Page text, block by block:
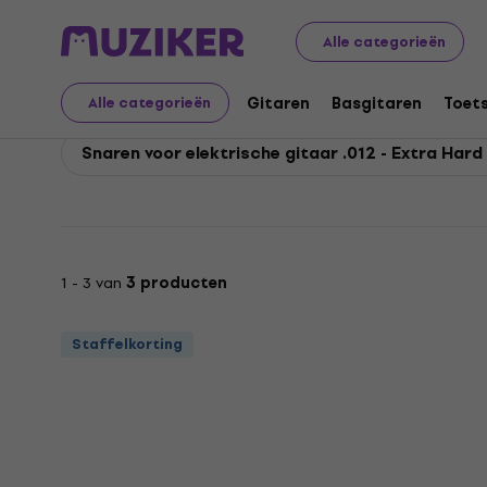
Alle categorieën
Alle categorieën Gitaren Basgitaren
Rotosound Gitaren Gitaarsnaren Snaren voor
Rotosound Snaren
Snaren voor elektrische gitaar .012 - Extra Hard
1 - 3 van 3 producten
Staffelkorting